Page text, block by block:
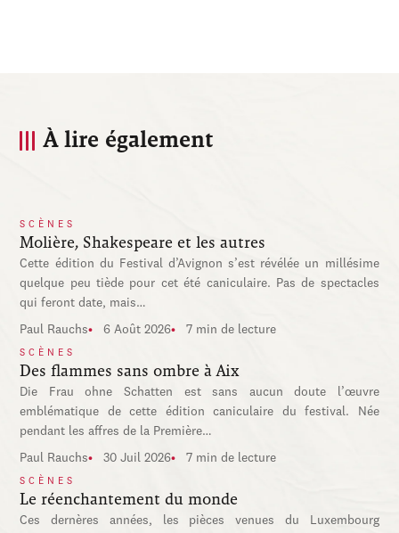
À lire également
SCÈNES
Molière, Shakespeare et les autres
Cette édition du Festival d’Avignon s’est révélée un millésime
quelque peu tiède pour cet été caniculaire. Pas de spectacles
qui feront date, mais…
Paul Rauchs 6 Août 2026 7 min de lecture
SCÈNES
Des flammes sans ombre à Aix
Die Frau ohne Schatten est sans aucun doute l’œuvre
emblématique de cette édition caniculaire du festival. Née
pendant les affres de la Première…
Paul Rauchs 30 Juil 2026 7 min de lecture
SCÈNES
Le réenchantement du monde
Ces dernères années, les pièces venues du Luxembourg